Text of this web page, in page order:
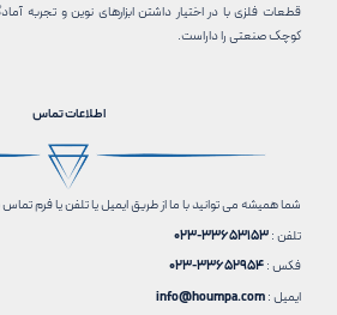
قطعات فلزی با در اختیار داشتن ابزارهای نوین و تجربه
کوچک صنعتی را داراست.
اطلاعات تماس
شما همیشه می توانید با ما از طریق ایمیل یا تلفن یا فرم تماس
تلفن :33653153-023
فکس :33652954-023
ایمیل :info@houmpa.com